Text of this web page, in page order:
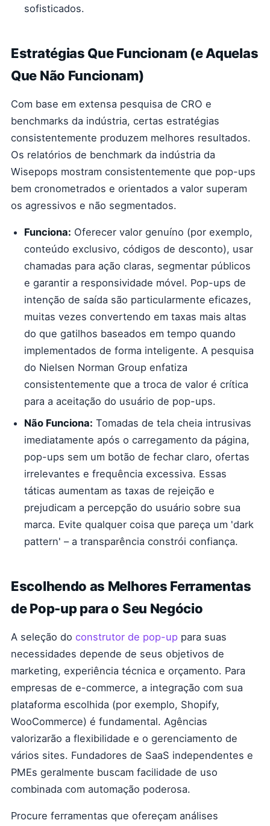
sofisticados.
Estratégias Que Funcionam (e Aquelas
Que Não Funcionam)
Com base em extensa pesquisa de CRO e
benchmarks da indústria, certas estratégias
consistentemente produzem melhores resultados.
Os relatórios de benchmark da indústria da
Wisepops mostram consistentemente que pop-ups
bem cronometrados e orientados a valor superam
os agressivos e não segmentados.
Funciona: Oferecer valor genuíno (por exemplo,
conteúdo exclusivo, códigos de desconto), usar
chamadas para ação claras, segmentar públicos
e garantir a responsividade móvel. Pop-ups de
intenção de saída são particularmente eficazes,
muitas vezes convertendo em taxas mais altas
do que gatilhos baseados em tempo quando
implementados de forma inteligente. A pesquisa
do Nielsen Norman Group enfatiza
consistentemente que a troca de valor é crítica
para a aceitação do usuário de pop-ups.
Não Funciona: Tomadas de tela cheia intrusivas
imediatamente após o carregamento da página,
pop-ups sem um botão de fechar claro, ofertas
irrelevantes e frequência excessiva. Essas
táticas aumentam as taxas de rejeição e
prejudicam a percepção do usuário sobre sua
marca. Evite qualquer coisa que pareça um 'dark
pattern' – a transparência constrói confiança.
Escolhendo as Melhores Ferramentas
de Pop-up para o Seu Negócio
A seleção do construtor de pop-up para suas
necessidades depende de seus objetivos de
marketing, experiência técnica e orçamento. Para
empresas de e-commerce, a integração com sua
plataforma escolhida (por exemplo, Shopify,
WooCommerce) é fundamental. Agências
valorizarão a flexibilidade e o gerenciamento de
vários sites. Fundadores de SaaS independentes e
PMEs geralmente buscam facilidade de uso
combinada com automação poderosa.
Procure ferramentas que ofereçam análises